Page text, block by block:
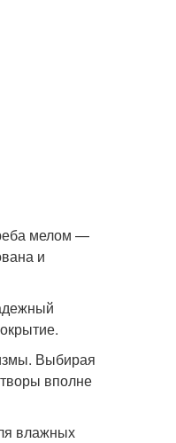
мелом —
и
Выбирая
вполне
влажных